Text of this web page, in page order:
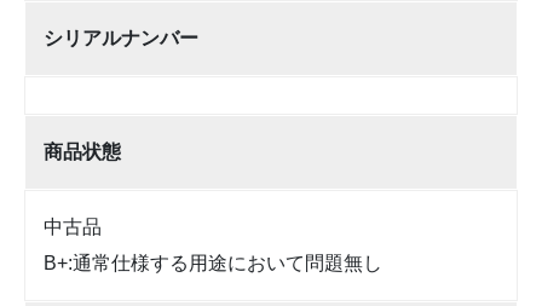
シリアルナンバー
商品状態
中古品
B+:通常仕様する用途において問題無し